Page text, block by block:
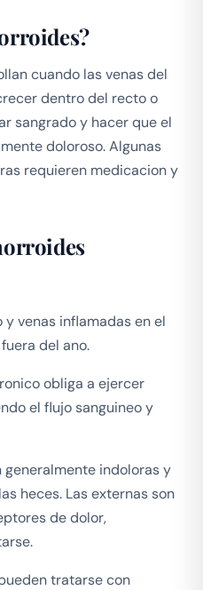
cuando las venas del
dentro del recto o
sangrado y hacer que el
doloroso. Algunas
requieren medicacion y
venas inflamadas en el
del ano.
obliga a ejercer
el flujo sanguineo y
generalmente indoloras y
heces. Las externas son
de dolor,
tratarse con